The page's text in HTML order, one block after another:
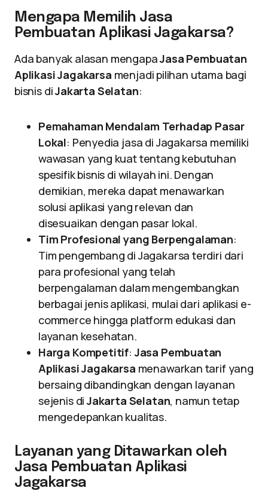
Mengapa Memilih Jasa
Pembuatan Aplikasi Jagakarsa?
Ada banyak alasan mengapaJasa Pembuatan
Aplikasi Jagakarsa menjadi pilihan utama bagi
bisnis diJakarta Selatan:
Pemahaman Mendalam Terhadap Pasar
Lokal: Penyedia jasa di Jagakarsa memiliki
wawasan yang kuat tentang kebutuhan
spesifik bisnis di wilayah ini. Dengan
demikian, mereka dapat menawarkan
solusi aplikasi yang relevan dan
disesuaikan dengan pasar lokal.
Tim Profesional yang Berpengalaman:
Tim pengembang di Jagakarsa terdiri dari
para profesional yang telah
berpengalaman dalam mengembangkan
berbagai jenis aplikasi, mulai dari aplikasi e-
commerce hingga platform edukasi dan
layanan kesehatan.
Harga Kompetitif:Jasa Pembuatan
Aplikasi Jagakarsa menawarkan tarif yang
bersaing dibandingkan dengan layanan
sejenis diJakarta Selatan, namun tetap
mengedepankan kualitas.
Layanan yang Ditawarkan oleh
Jasa Pembuatan Aplikasi
Jagakarsa